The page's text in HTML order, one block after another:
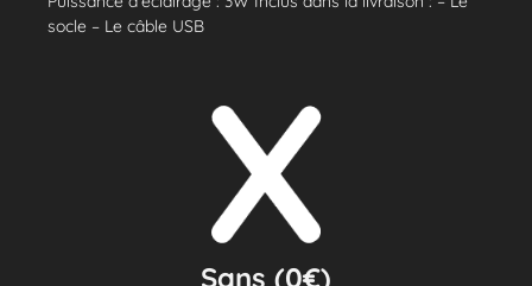
socle – Le câble USB
Sans (0€)